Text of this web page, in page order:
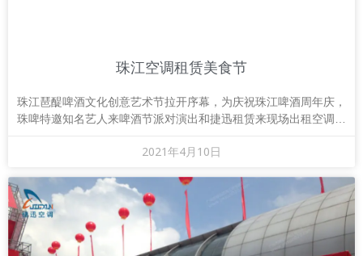
珠江空调租赁美食节
珠江琶醍啤酒文化创意艺术节拉开序幕，为庆祝珠江啤酒周年庆，
珠啤特邀知名艺人来啤酒节派对演出和捷迅租赁来现场出租空调冷
2021年4月10日